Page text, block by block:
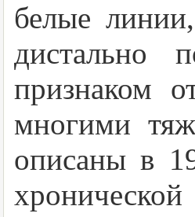
белые
дистально
признаком
многими
описаны в